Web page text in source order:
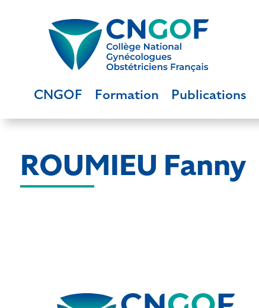
CNGOF Formation Publications
ROUMIEU Fanny